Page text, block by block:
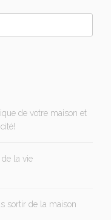
de votre maison et
la vie
sortir de la maison